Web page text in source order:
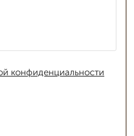
конфиденциальности